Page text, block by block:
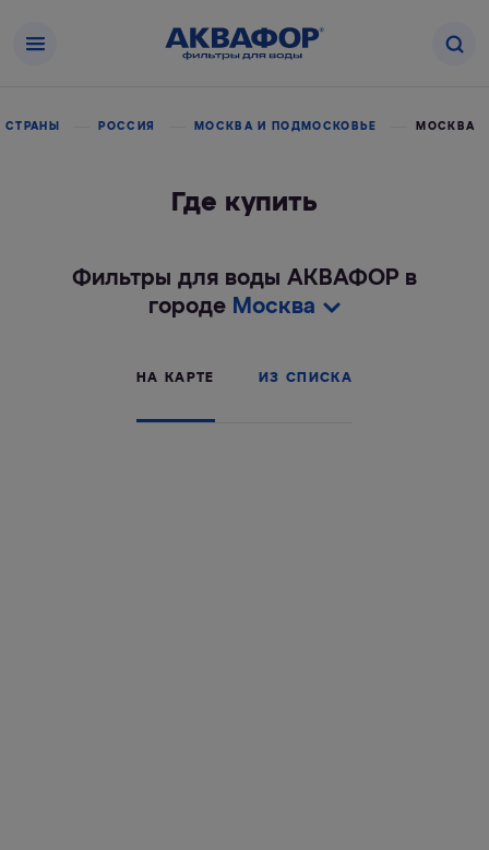
РОССИЯ МОСКВА И ПОДМОСКОВЬЕ МОСКВА
Где купить
Фильтры для воды АКВАФОР в
городе Москва
НА КАРТЕ ИЗ СПИСКА